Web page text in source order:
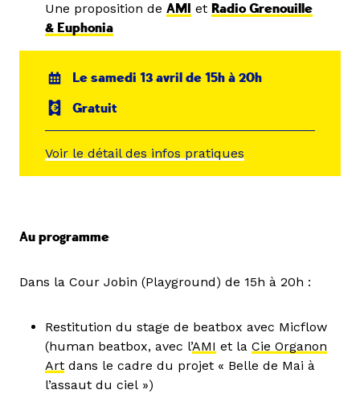
Une proposition de AMI et Radio Grenouille
& Euphonia
Le samedi 13 avril de 15h à 20h
Gratuit
Voir le détail des infos pratiques
Au programme
Dans la Cour Jobin (Playground) de 15h à 20h :
Restitution du stage de beatbox avec Micflow
(human beatbox, avec l’AMI et la Cie Organon
Art dans le cadre du projet « Belle de Mai à
l’assaut du ciel »)